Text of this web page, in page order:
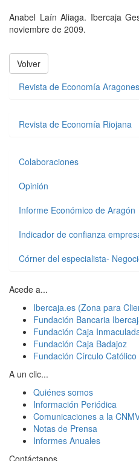
Anabel Laín Aliaga. Ibercaja
noviembre de 2009.
Volver
Revista de Economía
Revista de Economía Riojana
Colaboraciones
Opinión
Informe Económico de Aragón
Indicador de confianza
Córner del especialista-
Acede a...
Ibercaja.es (Zona para
Fundación Bancaria
Fundación Caja
Fundación Caja Badajoz
Fundación Círculo
A un clic...
Quiénes somos
Información Periódica
Comunicaciones a la
Notas de Prensa
Informes Anuales